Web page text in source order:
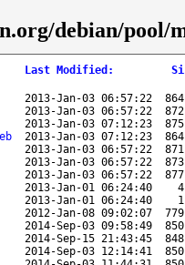
debian/pool/
Last Modified :
2013-Jan-03 06:57:22
2013-Jan-03 06:57:22
2013-Jan-03 07:12:23
2013-Jan-03 07:12:23
2013-Jan-03 06:57:22
2013-Jan-03 06:57:22
2013-Jan-03 06:57:22
2013-Jan-01 06:24:40
2013-Jan-01 06:24:40
2012-Jan-08 09:02:07
2014-Sep-03 09:58:49
2014-Sep-15 21:43:45
2014-Sep-03 12:14:41